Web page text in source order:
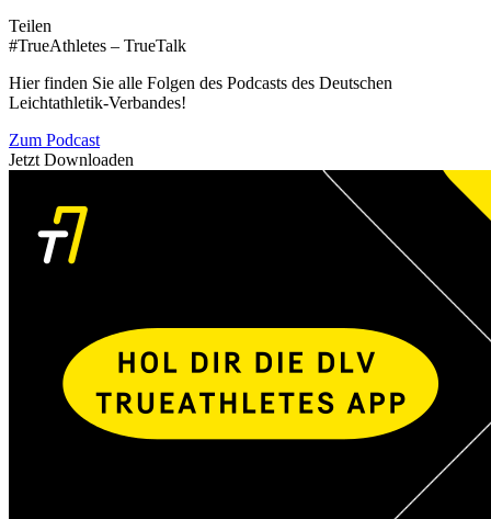
Teilen
#TrueAthletes – TrueTalk
Hier finden Sie alle Folgen des Podcasts des Deutschen
Leichtathletik-Verbandes!
Zum Podcast
Jetzt Downloaden